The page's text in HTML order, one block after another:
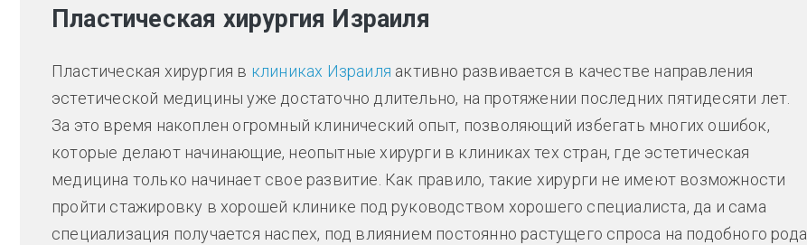
Пластическая хирургия Израиля
Пластическая хирургия в клиниках Израиля активно развивается в качестве направления
эстетической медицины уже достаточно длительно, на протяжении последних пятидесяти лет.
За это время накоплен огромный клинический опыт, позволяющий избегать многих ошибок,
которые делают начинающие, неопытные хирурги в клиниках тех стран, где эстетическая
медицина только начинает свое развитие. Как правило, такие хирурги не имеют возможности
пройти стажировку в хорошей клинике под руководством хорошего специалиста, да и сама
специализация получается наспех, под влиянием постоянно растущего спроса на подобного рода